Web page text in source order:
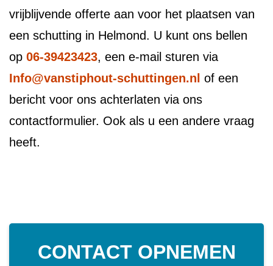
vrijblijvende offerte aan voor het plaatsen van
een schutting in Helmond. U kunt ons bellen
op 06-39423423, een e-mail sturen via
Info@vanstiphout-schuttingen.nl of een
bericht voor ons achterlaten via ons
contactformulier. Ook als u een andere vraag
heeft.
CONTACT OPNEMEN